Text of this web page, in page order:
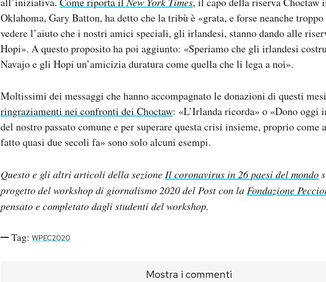
Oklahoma, Gary Batton, ha detto che la tribù è «grata, e forse neanche
vedere l’aiuto che i nostri amici speciali, gli irlandesi, stanno dando alle
Hopi». A questo proposito ha poi aggiunto: «Speriamo che gli irlandesi
Navajo e gli Hopi un’amicizia duratura come quella che li lega a noi».
Moltissimi dei messaggi che hanno accompagnato le donazioni di questi
ringraziamenti nei confronti dei Choctaw: «L’Irlanda ricorda» o «Dono oggi
del nostro passato comune e per superare questa crisi insieme, proprio come
fatto quasi due secoli fa» sono solo alcuni esempi.
Questo e gli altri articoli della sezioneIl coronavirus in 26 paesi del mondo
progetto del workshop di giornalismo 2020 del Post con laFondazione
pensato e completato dagli studenti del workshop.
Tag: WPEC2020
Mostra i commenti